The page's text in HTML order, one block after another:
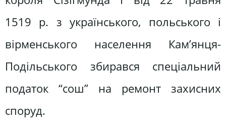
1519 р. з українського, польського і
вірменського населення Кам’янця-
Подільського збирався спеціальний
податок “сош” на ремонт захисних
споруд.